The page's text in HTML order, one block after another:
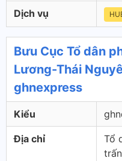
Dịch vụ
Bưu Cục Tổ dân
Lương-Thái
ghnexpress
Kiểu
Địa chỉ
Tổ